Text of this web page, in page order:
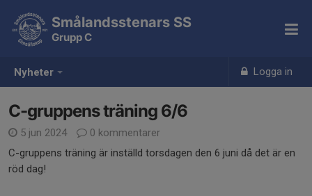
Nyheter Logga in
Smålandsstenars SS
Grupp C
C-gruppens träning 6/6
5 jun 2024
0 kommentarer
C-gruppens träning är inställd torsdagen den 6 juni då det är en
röd dag!